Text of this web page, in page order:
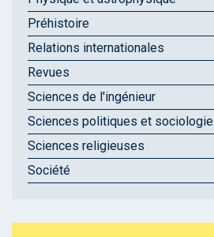
Préhistoire
Relations internationales
Revues
Sciences de l'ingénieur
Sciences politiques et sociologie
Sciences religieuses
Société